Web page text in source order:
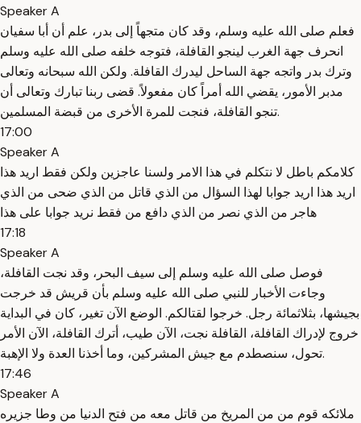
Speaker A
فعلم صلى الله عليه وسلم، وقد كان متجهاً إلى بدر، علم أن أبا سفيان
انحرف جهة الغرب لينجو القافلة، فتوجه خلفه صلى الله عليه وسلم
وترك بدر واتجه جهة الساحل ليدرك القافلة. ولكن الله سبحانه وتعالى
مدبر الأمور، يقضي الله أمراً كان مفعولاً. قضى ربنا تبارك وتعالى أن
تنجو القافلة، فنجت للمرة الأخرى من قبضة المسلمين.
17:00
Speaker A
كلامكم باطل لا نتكلم في هذا الامر ولسنا عاجزين ولكن فقط اريد هذا
اريد هذا اريد جوابا لهذا السؤال من الذي قاتل من الذي ضحى من الذي
هاجر من الذي نصر من الذي دافع من فقط نريد جوابا على هذا
17:18
Speaker A
فوصل صلى الله عليه وسلم إلى سيف البحر، وقد نجت القافلة،
وجاءت الأخبار للنبي صلى الله عليه وسلم بأن قريش قد خرجت
بجيشها، بثلاثمائة رجل. خرجوا لقتالكم. الوضع الآن تغير، كان في البداية
خروج لإدراك القافلة، القافلة نجت، الآن طيب، أترك القافلة، الآن الأمر
تحول، سنصطدم مع جيش المشركين، وما أخذنا العدة ولا الإهبة.
17:46
Speaker A
ملائكه قوم من من المريخ من قاتل معه من فتح الدنيا من وطا جزيره